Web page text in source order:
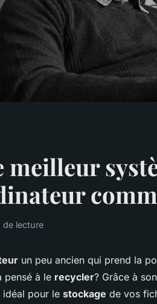
meilleur
de lecture
un peu ancien qui prend la
pensé à le recycler? Grâce à
idéal pour le stockage de vos